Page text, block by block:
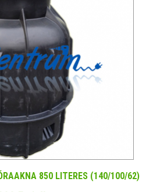
850 LITERES (140/100/62)